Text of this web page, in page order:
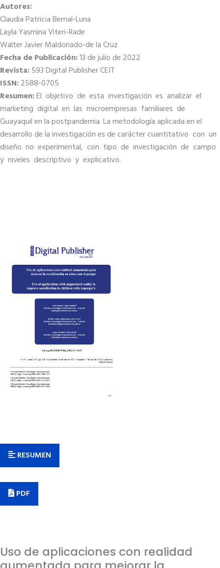
Autores:
Claudia Patricia Bernal-Luna
Layla Yasmina Viteri-Rade
Walter Javier Maldonado-de la Cruz
Fecha de Publicación:13 de julio de 2022
Revista:593 Digital Publisher CEIT
ISSN:2588-0705
Resumen:El objetivo de esta investigación es analizar el
marketing digital en las microempresas familiares de
Guayaquil en la postpandemia. La metodología aplicada en el
desarrollo de la investigación es de carácter cuantitativo con un
diseño no experimental, con tipo de investigación de campo
y niveles descriptivo y explicativo.
RESUMEN
PDF
Uso de aplicaciones con realidad